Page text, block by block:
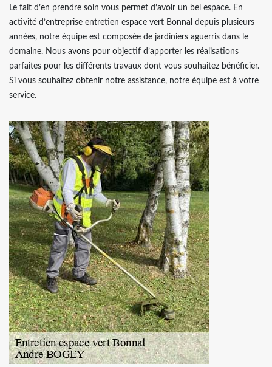
Le fait d’en prendre soin vous permet d’avoir un bel espace. En
activité d’entreprise entretien espace vert Bonnal depuis plusieurs
années, notre équipe est composée de jardiniers aguerris dans le
domaine. Nous avons pour objectif d’apporter les réalisations
parfaites pour les différents travaux dont vous souhaitez bénéficier.
Si vous souhaitez obtenir notre assistance, notre équipe est à votre
service.